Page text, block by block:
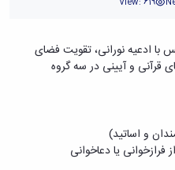
ادعیه نورانی، تقویت فضای
قرآنی و آیینی در سه گروه
و اساتید)
یا دعاخوانی